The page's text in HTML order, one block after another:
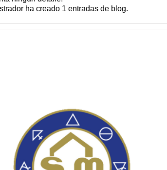
ha creado 1 entradas de blog.